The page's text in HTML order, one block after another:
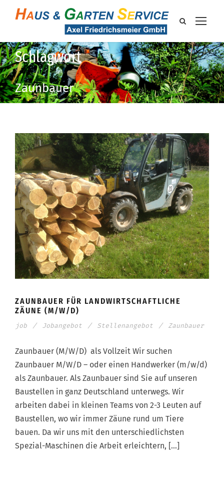
Schlagwort
Zaunbauer
ZAUNBAUER FÜR LANDWIRTSCHAFTLICHE
ZÄUNE (M/W/D)
job / Jobangebot / Stellenangebot / Zaunbauer
Zaunbauer (M/W/D) als Vollzeit Wir suchen
Zaunbauer M/W/D – oder einen Handwerker (m/w/d)
als Zaunbauer. Als Zaunbauer sind Sie auf unseren
Baustellen in ganz Deutschland unterwegs. Wir
arbeiten dabei in kleinen Teams von 2-3 Leuten auf
Baustellen, wo wir immer Zäune rund um Tiere
bauen. Da wir uns mit den unterschiedlichsten
Spezial-Maschinen die Arbeit erleichtern, […]